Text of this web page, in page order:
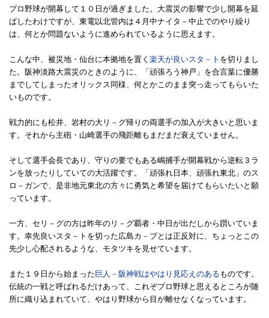
プロ野球が開幕して１０日が過ぎました。大震災の影響で少し開幕を延
ばしたわけですが、東電以北管内は４月中ナイタ－中止でのやり繰り
は、何とか問題ないように進められているように思えます。
こんな中、被災地・仙台に本拠地を置く 楽天が良いスタ－ト を切りまし
た。阪神淡路大震災のときのように、「頑張ろう神戸」を合言葉に優勝
までしてしまったオリックス同様、何とかこのまま突っ走ってもらいた
いものです。
戦力的にも松井、岩村の大リ－グ帰りの両選手の加入が大きいと思いま
す。それから主砲・山崎選手の飛距離もまだまだ衰えていません。
そして選手会長であり、守りの要でもある嶋捕手が開幕戦から逆転３ラ
ンを放ったりしていての大活躍です。「頑張れ日本、頑張れ東北」のス
ロ－ガンで、是非地元東北の方々に勇気と希望を届けてもらいたいと願
っています。
一方、セリ－グの方は昨年のリ－グ覇者・中日が出だしから躓いていま
す。幸先良いスタ－トを切った広島カ－プとは正反対に、ちょっとこの
先少し心配されるような、モタツキを見せています。
また１９日から始まった 巨人－阪神戦はやはり見応えのある ものです。
伝統の一戦と呼ばれるだけあって、これぞプロ野球と思えるところが随
所に織り込まれていて、やはり野球から目が離せなくなっています。